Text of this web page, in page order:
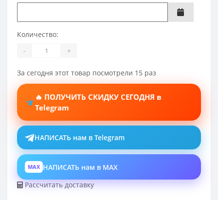
Количество:
- +
За сегодня этот товар посмотрели 15 раз
🔥 ПОЛУЧИТЬ СКИДКУ СЕГОДНЯ в
Telegram
НАПИСАТЬ нам в Telegram
MAX НАПИСАТЬ нам в MAX
Рассчитать доставку